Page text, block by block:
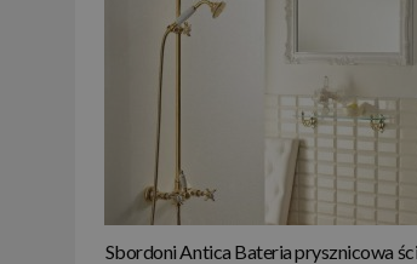
Sbordoni Antica Bateria prysznicowa